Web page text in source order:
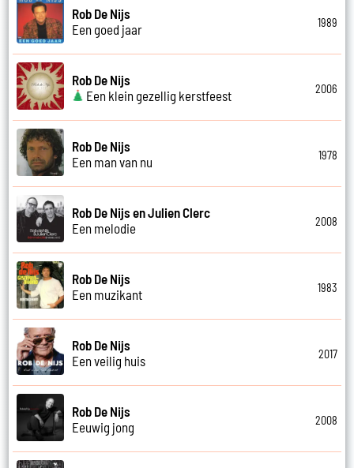
Rob De Nijs
Een goed jaar
1989
Rob De Nijs
Een klein gezellig kerstfeest
2006
Rob De Nijs
Een man van nu
1978
Rob De Nijs en Julien Clerc
Een melodie
2008
Rob De Nijs
Een muzikant
1983
Rob De Nijs
Een veilig huis
2017
Rob De Nijs
Eeuwig jong
2008